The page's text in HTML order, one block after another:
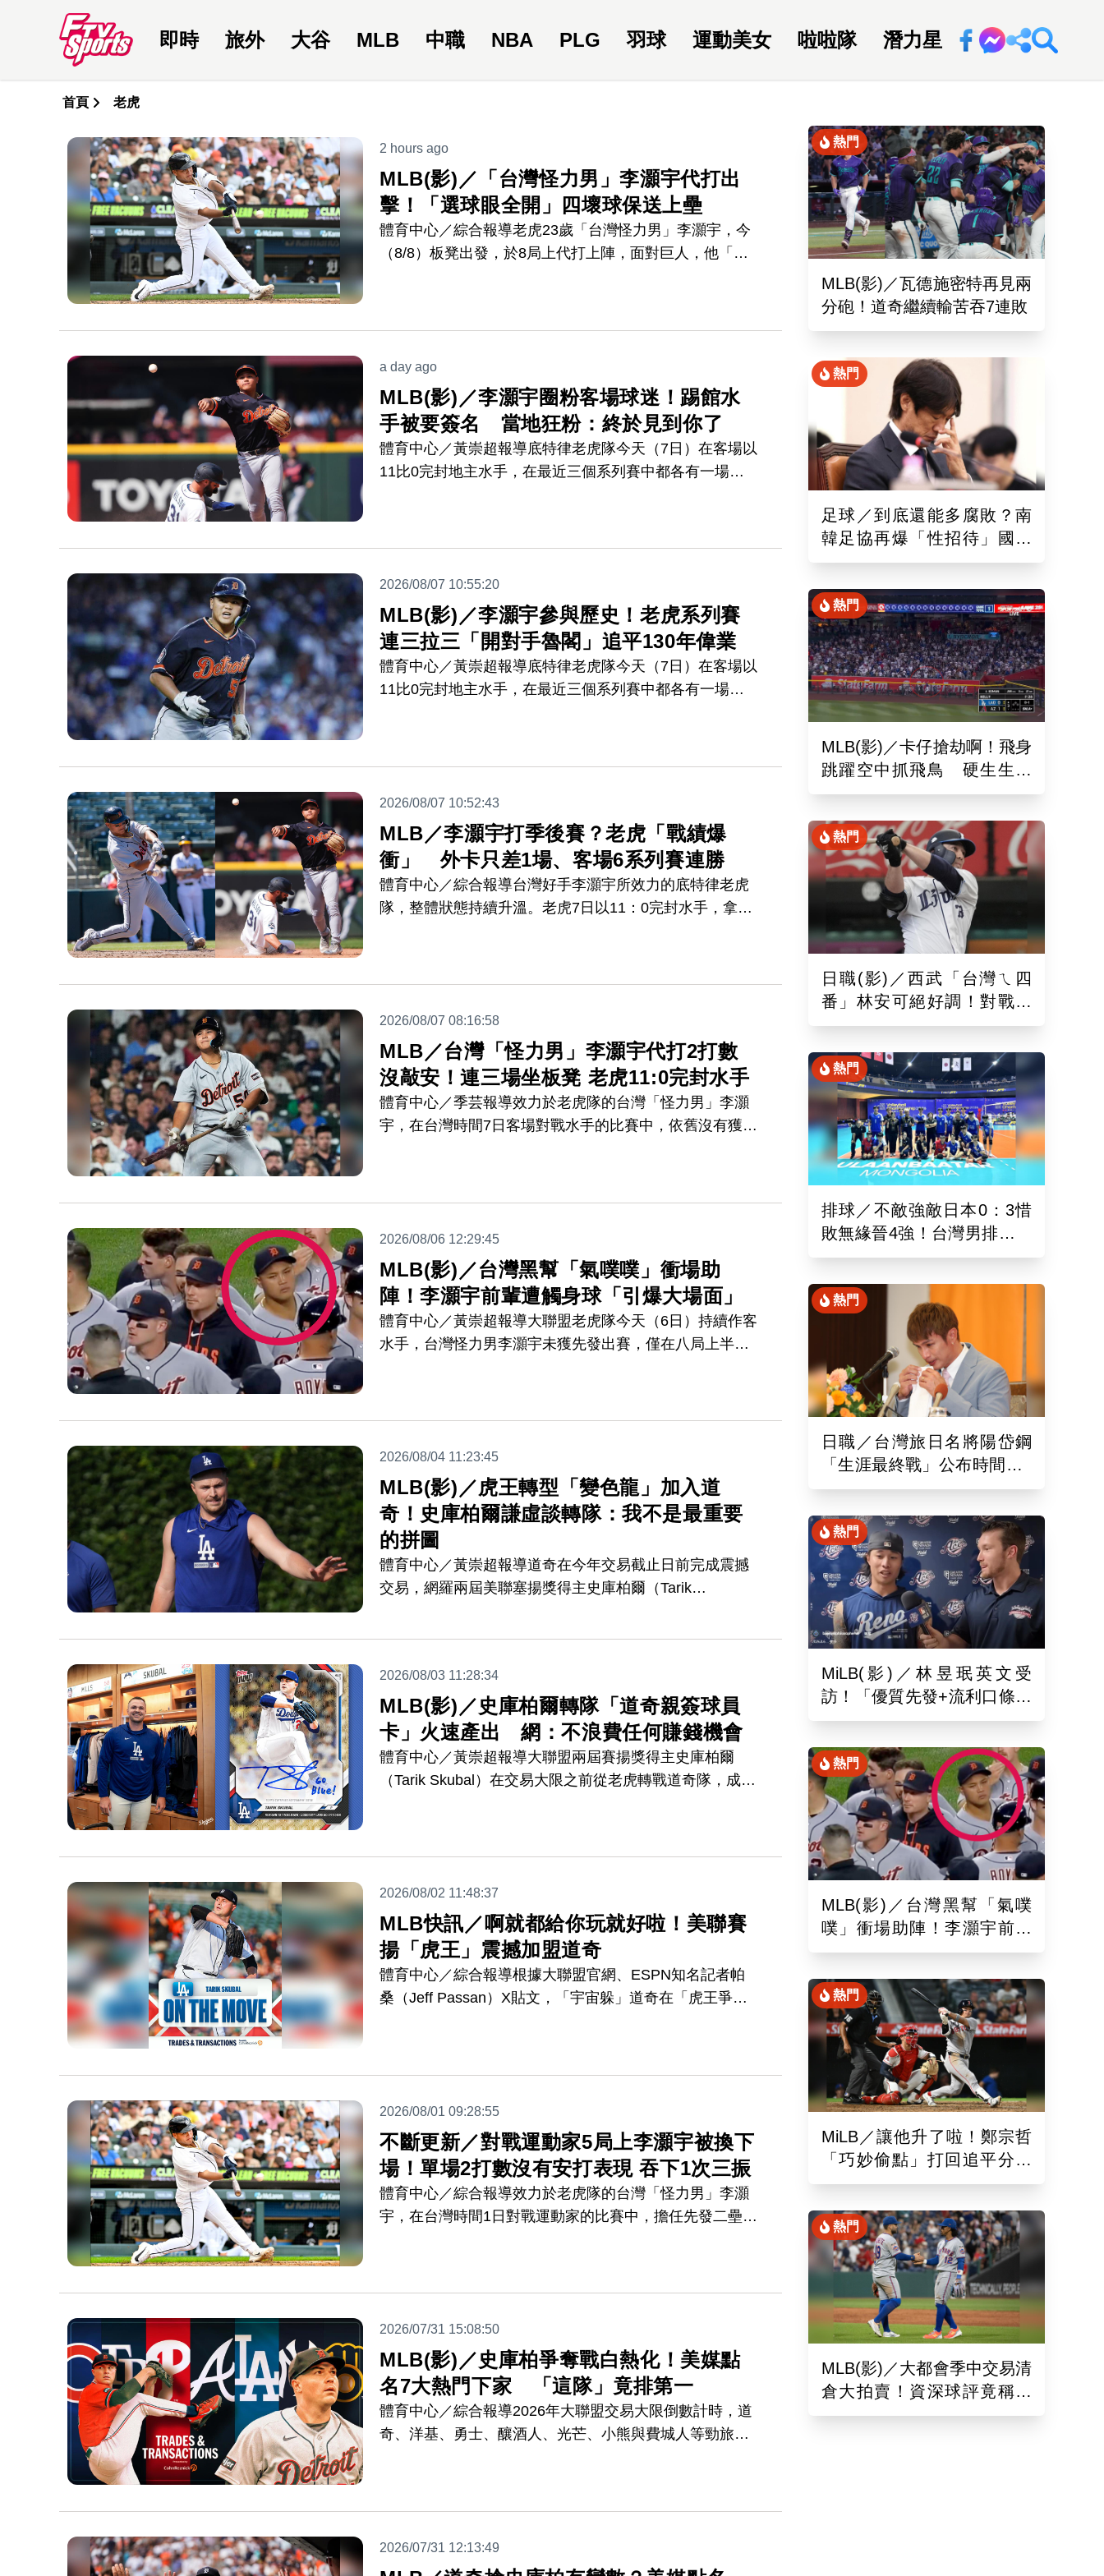
即時 旅外 大谷 MLB 中職 NBA PLG 羽球 運動美女 啦啦隊 潛力星 回新聞網
首頁 老虎
2 hours ago
MLB(影)／「台灣怪力男」李灝宇代打出
擊！「選球眼全開」四壞球保送上壘
體育中心／綜合報導老虎23歲「台灣怪力男」李灝宇，今
（8/8）板凳出發，於8局上代打上陣，面對巨人，他「選
a day ago
MLB(影)／李灝宇圈粉客場球迷！踢館水
手被要簽名 當地狂粉：終於見到你了
體育中心／黃崇超報導底特律老虎隊今天（7日）在客場以
11比0完封地主水手，在最近三個系列賽中都各有一場比
群上發文慶祝，「終於見到台灣的超凡新星李灝宇了。」
2026/08/07 10:55:20
MLB(影)／李灝宇參與歷史！老虎系列賽
連三拉三「開對手魯閣」追平130年偉業
體育中心／黃崇超報導底特律老虎隊今天（7日）在客場以
11比0完封地主水手，在最近三個系列賽中都各有一場比
2026/08/07 10:52:43
MLB／李灝宇打季後賽？老虎「戰績爆
衝」 外卡只差1場、客場6系列賽連勝
體育中心／綜合報導台灣好手李灝宇所效力的底特律老虎
隊，整體狀態持續升溫。老虎7日以11：0完封水手，拿下
2026/08/07 08:16:58
MLB／台灣「怪力男」李灝宇代打2打數
沒敲安！連三場坐板凳 老虎11:0完封水手
體育中心／季芸報導效力於老虎隊的台灣「怪力男」李灝
宇，在台灣時間7日客場對戰水手的比賽中，依舊沒有獲得
2026/08/06 12:29:45
MLB(影)／台灣黑幫「氣噗噗」衝場助
陣！李灝宇前輩遭觸身球「引爆大場面」
體育中心／黃崇超報導大聯盟老虎隊今天（6日）持續作客
水手，台灣怪力男李灝宇未獲先發出賽，僅在八局上半上
助陣。
2026/08/04 11:23:45
MLB(影)／虎王轉型「變色龍」加入道
奇！史庫柏爾謙虛談轉隊：我不是最重要
的拼圖
體育中心／黃崇超報導道奇在今年交易截止日前完成震撼
交易，網羅兩屆美聯塞揚獎得主史庫柏爾（Tarik
將在台灣時間明天（5日）迎來道奇初登板對決小熊，不過
「前虎王」轉隊心態時淡化了自己對球隊的重要性，不願
把自己視為道奇挑戰三連霸的關鍵人物，謙虛要
2026/08/03 11:28:34
MLB(影)／史庫柏爾轉隊「道奇親簽球員
卡」火速產出 網：不浪費任何賺錢機會
體育中心／黃崇超報導大聯盟兩屆賽揚獎得主史庫柏爾
（Tarik Skubal）在交易大限之前從老虎轉戰道奇隊，成為
2026/08/02 11:48:37
MLB快訊／啊就都給你玩就好啦！美聯賽
揚「虎王」震撼加盟道奇
體育中心／綜合報導根據大聯盟官網、ESPN知名記者帕
桑（Jeff Passan）X貼文，「宇宙躲」道奇在「虎王爭奪
2026/08/01 09:28:55
不斷更新／對戰運動家5局上李灝宇被換下
場！單場2打數沒有安打表現 吞下1次三振
體育中心／綜合報導效力於老虎隊的台灣「怪力男」李灝
宇，在台灣時間1日對戰運動家的比賽中，擔任先發二壘
2026/07/31 15:08:50
MLB(影)／史庫柏爭奪戰白熱化！美媒點
名7大熱門下家 「這隊」竟排第一
體育中心／綜合報導2026年大聯盟交易大限倒數計時，道
奇、洋基、勇士、釀酒人、光芒、小熊與費城人等勁旅都
2026/07/31 12:13:49
熱門
MLB(影)／瓦德施密特再見兩
分砲！道奇繼續輸苦吞7連敗
熱門
足球／到底還能多腐敗？南
韓足協再爆「性招待」國際
裁判！外媒痛批：丟臉丟到
熱門
MLB(影)／卡仔搶劫啊！飛身
跳躍空中抓飛鳥 硬生生沒
收艾德曼追平砲
熱門
日職(影)／西武「台灣ㄟ四
番」林安可絕好調！對戰軟
銀敲二壘長打連2場敲安
熱門
排球／不敵強敵日本0：3惜
敗無緣晉4強！台灣男排亞洲
東區排球錦標賽續拚最佳名
熱門
日職／台灣旅日名將陽岱鋼
「生涯最終戰」公布時間！9
月26於新潟主場舉辦引退儀
熱門
MiLB(影)／林昱珉英文受
訪！「優質先發+流利口條」
被讚爆 網：有Ray的感覺
熱門
MLB(影)／台灣黑幫「氣噗
噗」衝場助陣！李灝宇前輩
遭觸身球「引爆大場面」
熱門
MiLB／讓他升了啦！鄭宗哲
「巧妙偷點」打回追平分助
隊以10比4大勝
熱門
MLB(影)／大都會季中交易清
倉大拍賣！資深球評竟稱送
出的球員都是「垃圾」